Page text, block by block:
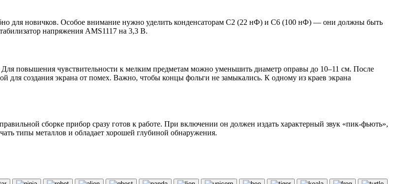
для новичков. Особое внимание нужно уделить конденсаторам C2 (22 нФ) и C6 (100 нФ) — они должны быть
напряжения AMS1117 на 3,3 В.
повышения чувствительности к мелким предметам можно уменьшить диаметр оправы до 10–11 см. После
создания экрана от помех. Важно, чтобы концы фольги не замыкались. К одному из краев экрана
сборке прибор сразу готов к работе. При включении он должен издать характерный звук «пик-фьють»,
типы металлов и обладает хорошей глубиной обнаружения.